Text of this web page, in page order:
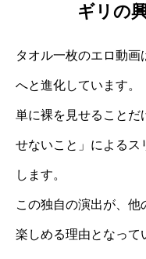
ギリの
タオル一枚のエロ動
へと進化しています。
単に裸を見せることだ
せないこと」によるス
します。
この独自の演出が、
楽しめる理由となって